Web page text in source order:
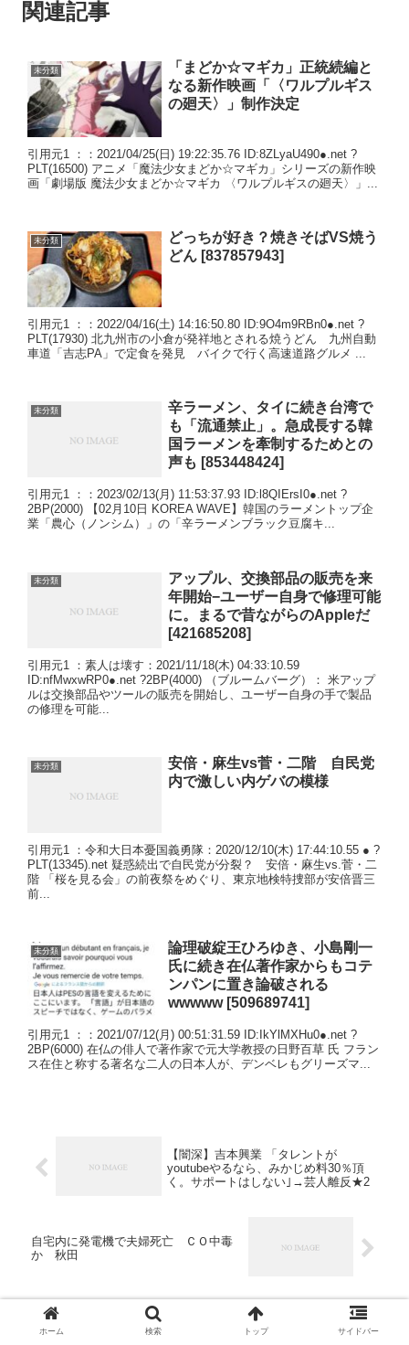
関連記事
未分類
「まどか☆マギカ」正統続編と
なる新作映画「〈ワルプルギス
の廻天〉」制作決定
引用元1 ：：2021/04/25(日) 19:22:35.76 ID:8ZLyaU490●.net ?
PLT(16500) アニメ「魔法少女まどか☆マギカ」シリーズの新作映
画「劇場版 魔法少女まどか☆マギカ 〈ワルプルギスの廻天〉」...
未分類
どっちが好き？焼きそばVS焼う
どん [837857943]
引用元1 ：：2022/04/16(土) 14:16:50.80 ID:9O4m9RBn0●.net ?
PLT(17930) 北九州市の小倉が発祥地とされる焼うどん 九州自動
車道「吉志PA」で定食を発見 バイクで行く高速道路グルメ ...
未分類
辛ラーメン、タイに続き台湾で
も「流通禁止」。急成長する韓
国ラーメンを牽制するためとの
声も [853448424]
引用元1 ：：2023/02/13(月) 11:53:37.93 ID:l8QIErsI0●.net ?
2BP(2000) 【02月10日 KOREA WAVE】韓国のラーメントップ企
業「農心（ノンシム）」の「辛ラーメンブラック豆腐キ...
未分類
アップル、交換部品の販売を来
年開始−ユーザー自身で修理可能
に。まるで昔ながらのAppleだ
[421685208]
引用元1 ：素人は壊す：2021/11/18(木) 04:33:10.59
ID:nfMwxwRP0●.net ?2BP(4000) （ブルームバーグ）： 米アップ
ルは交換部品やツールの販売を開始し、ユーザー自身の手で製品
の修理を可能...
未分類
安倍・麻生vs菅・二階 自民党
内で激しい内ゲバの模様
引用元1 ：令和大日本憂国義勇隊：2020/12/10(木) 17:44:10.55 ● ?
PLT(13345).net 疑惑続出で自民党が分裂？ 安倍・麻生vs.菅・二
階 「桜を見る会」の前夜祭をめぐり、東京地検特捜部が安倍晋三
前...
未分類
論理破綻王ひろゆき、小島剛一
氏に続き在仏著作家からもコテ
ンパンに置き論破される
wwwww [509689741]
引用元1 ：：2021/07/12(月) 00:51:31.59 ID:IkYlMXHu0●.net ?
2BP(6000) 在仏の俳人で著作家で元大学教授の日野百草 氏 フラン
ス在住と称する著名な二人の日本人が、デンベレもグリーズマ...
【闇深】吉本興業 「タレントが
youtubeやるなら、みかじめ料30％頂
く。サポートはしない｣→芸人離反★2
自宅内に発電機で夫婦死亡 ＣＯ中毒
か 秋田
ホーム 検索 トップ サイドバー